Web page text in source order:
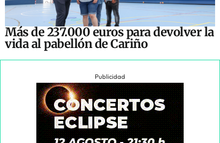
Más de 237.000 euros para devolver la
vida al pabellón de Cariño
Publicidad